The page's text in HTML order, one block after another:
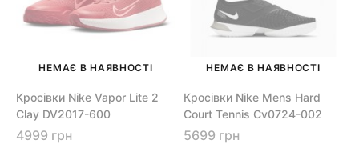
НЕМАЄ В НАЯВНОСТІ
Кросівки Nike Vapor Lite 2
Clay DV2017-600
4999 грн
НЕМАЄ В НАЯВНОСТІ
Кросівки Nike Mens Hard
Court Tennis Cv0724-002
5699 грн